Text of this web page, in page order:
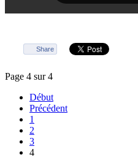
Share
Page 4 sur 4
Début
Précédent
1
2
3
4